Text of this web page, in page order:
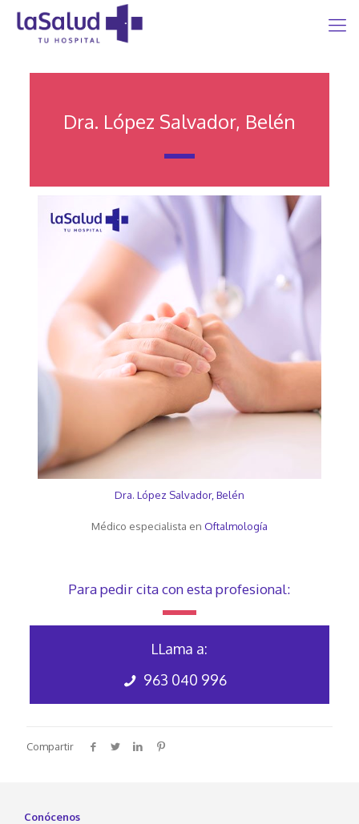
Dra. López Salvador, Belén
Dra. López Salvador, Belén
Médico especialista en Oftalmología
Para pedir cita con esta profesional:
LLama a:
963 040 996
Compartir
Conócenos